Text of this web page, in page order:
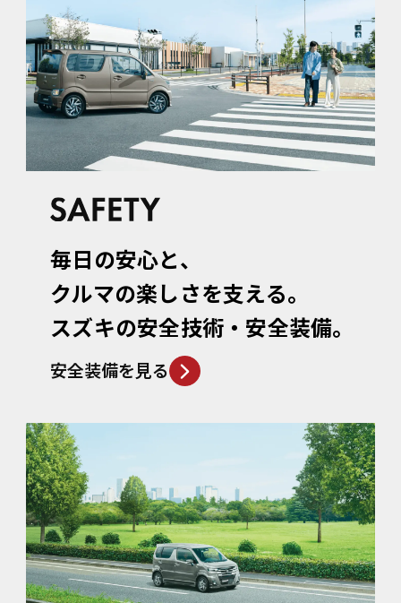
毎日の安心と、
クルマの楽しさを支える。
スズキの安全技術・安全装備。
安全装備を見る